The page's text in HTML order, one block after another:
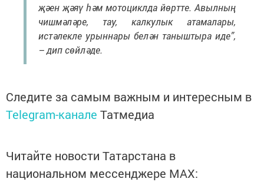
җәен җәяү һәм мотоциклда йөртте. Авылның
чишмәләре, тау, калкулык атамалары,
истәлекле урыннары белән таныштыра иде”,
– дип сөйләде.
Следите за самым важным и интересным в
Telegram-канале Татмедиа
Читайте новости Татарстана в
национальном мессенджере MАХ: